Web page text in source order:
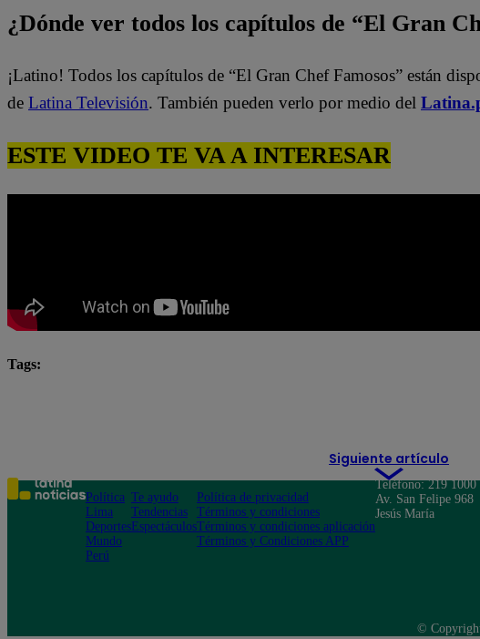
¿Dónde ver todos los capítulos de “El Gran
¡Latino! Todos los capítulos de “El Gran Chef Famosos” están
de Latina Televisión. También pueden verlo por medio del
ESTE VIDEO TE VA A INTERESAR
Tags:
Siguiente artículo
Política
Lima
Deportes
Mundo
Perú
Te ayudo
Tendencias
Espectáculos
Política de privacidad
Términos y condiciones
Términos y condiciones aplicación
Términos y Condiciones APP
Teléfono: 219 1000
Av. San Felipe 968
Jesús María
©